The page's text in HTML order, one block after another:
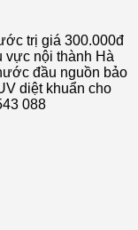
trị giá 300.000đ
vực nội thành Hà
đầu nguồn bảo
diệt khuẩn cho
088